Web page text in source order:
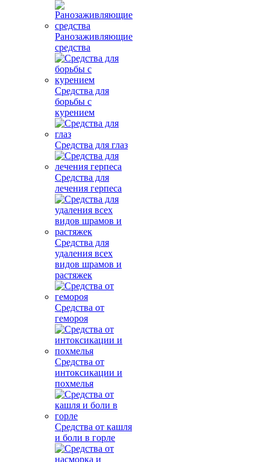
Ранозаживляющие
средства
Средства для
борьбы с
курением
Средства для глаз
Средства для
лечения герпеса
Средства для
удаления всех
видов шрамов и
растяжек
Средства от
гемороя
Средства от
интоксикации и
похмелья
Средства от кашля
и боли в горле